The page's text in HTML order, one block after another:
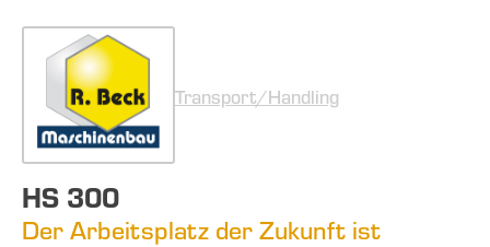
Transport/Handling
HS 300
Der Arbeitsplatz der Zukunft ist